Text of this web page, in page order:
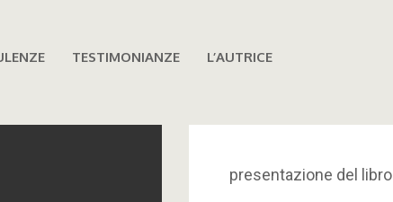
TESTIMONIANZE L’AUTRICE
presentazione del libro